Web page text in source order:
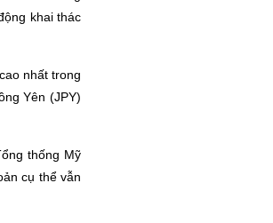
khai thác
nhất trong
Yên (JPY)
thống Mỹ
cụ thể vẫn